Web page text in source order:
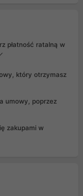
płatność ratalną w
który otrzymasz
umowy, poprzez
zakupami w